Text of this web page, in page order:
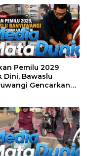
Pemilu 2029
Dini, Bawaslu
Gencarkan